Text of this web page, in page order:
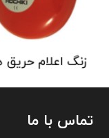
تماس با ما